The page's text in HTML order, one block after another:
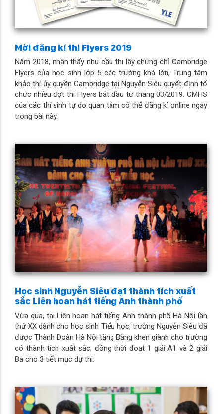
Mời đăng kí thi Flyers 2019
Năm 2018, nhận thấy nhu cầu thi lấy chứng chỉ Cambridge
Flyers của học sinh lớp 5 các trường khá lớn, Trung tâm
khảo thí ủy quyền Cambridge tại Nguyễn Siêu quyết định tổ
chức nhiều đợt thi Flyers bắt đầu từ tháng 03/2019. CMHS
của các thí sinh tự do quan tâm có thể đăng kí online ngay
trong bài này.
Học sinh Nguyễn Siêu đạt thành tích xuất
sắc Liên hoan hát tiếng Anh thành phố
Vừa qua, tại Liên hoan hát tiếng Anh thành phố Hà Nội lần
thứ XX dành cho học sinh Tiểu học, trường Nguyễn Siêu đã
được Thành Đoàn Hà Nội tặng Bằng khen giành cho trường
có thành tích xuất sắc, đồng thời đoạt 1 giải A1 và 2 giải
Ba cho 3 tiết mục dự thi.